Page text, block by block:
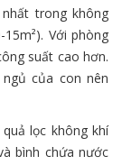
trong không
Với phòng
suất cao hơn.
của con nên
lọc không khí
bình chứa nước